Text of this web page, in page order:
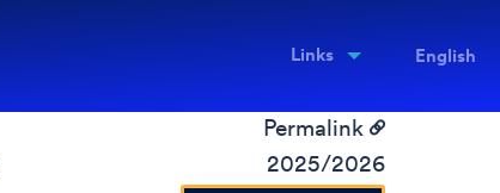
Links English
Permalink
2025/2026